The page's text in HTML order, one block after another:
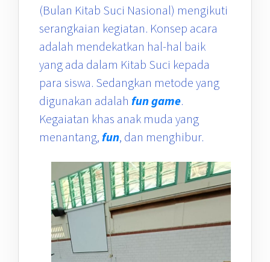
(Bulan Kitab Suci Nasional) mengikuti
serangkaian kegiatan. Konsep acara
adalah mendekatkan hal-hal baik
yang ada dalam Kitab Suci kepada
para siswa. Sedangkan metode yang
digunakan adalah fun game.
Kegaiatan khas anak muda yang
menantang, fun, dan menghibur.